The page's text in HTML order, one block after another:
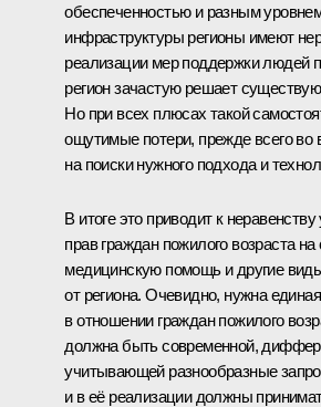
обеспеченностью и разным
инфраструктуры регионы имеют
реализации мер поддержки людей
регион зачастую решает
Но при всех плюсах такой
ощутимые потери, прежде всего во
на поиски нужного подхода и
В итоге это приводит к
прав граждан пожилого возраста
медицинскую помощь и другие
от региона. Очевидно, нужна
в отношении граждан пожилого
должна быть современной,
учитывающей разнообразные
и в её реализации должны